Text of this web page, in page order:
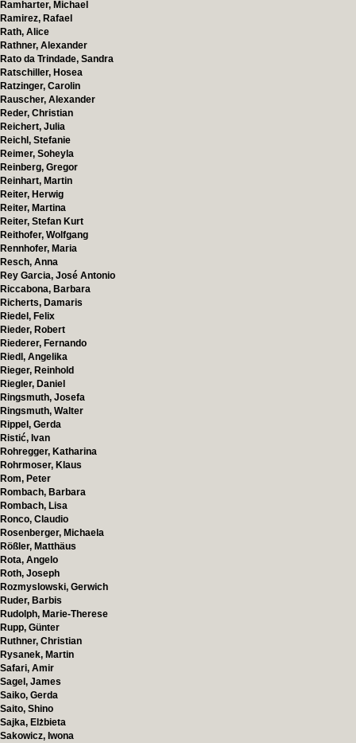
Ramharter, Michael
Ramirez, Rafael
Rath, Alice
Rathner, Alexander
Rato da Trindade, Sandra
Ratschiller, Hosea
Ratzinger, Carolin
Rauscher, Alexander
Reder, Christian
Reichert, Julia
Reichl, Stefanie
Reimer, Soheyla
Reinberg, Gregor
Reinhart, Martin
Reiter, Herwig
Reiter, Martina
Reiter, Stefan Kurt
Reithofer, Wolfgang
Rennhofer, Maria
Resch, Anna
Rey Garcia, José Antonio
Riccabona, Barbara
Richerts, Damaris
Riedel, Felix
Rieder, Robert
Riederer, Fernando
Riedl, Angelika
Rieger, Reinhold
Riegler, Daniel
Ringsmuth, Josefa
Ringsmuth, Walter
Rippel, Gerda
Ristić, Ivan
Rohregger, Katharina
Rohrmoser, Klaus
Rom, Peter
Rombach, Barbara
Rombach, Lisa
Ronco, Claudio
Rosenberger, Michaela
Rößler, Matthäus
Rota, Angelo
Roth, Joseph
Rozmyslowski, Gerwich
Ruder, Barbis
Rudolph, Marie-Therese
Rupp, Günter
Ruthner, Christian
Rysanek, Martin
Safari, Amir
Sagel, James
Saiko, Gerda
Saito, Shino
Sajka, Elżbieta
Sakowicz, Iwona